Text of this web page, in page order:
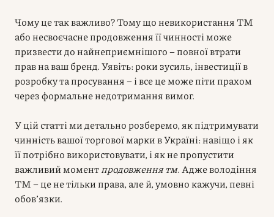
Чому це так важливо? Тому що невикористання ТМ
або несвоєчасне продовження її чинності може
призвести до найнеприємнішого – повної втрати
прав на ваш бренд. Уявіть: роки зусиль, інвестиції в
розробку та просування – і все це може піти прахом
через формальне недотримання вимог.
У цій статті ми детально розберемо, як підтримувати
чинність вашої торгової марки в Україні: навіщо і як
її потрібно використовувати, і як не пропустити
важливий момент продовження тм. Адже володіння
ТМ – це не тільки права, але й, умовно кажучи, певні
обов’язки.